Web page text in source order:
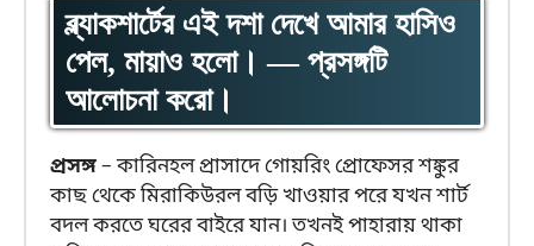
ব্ল্যাকশার্টের এই দশা দেখে আমার হাসিও
পেল, মায়াও হলো। — প্রসঙ্গটি
আলোচনা করো।
প্রসঙ্গ– কারিনহল প্রাসাদে গোয়রিং প্রোফেসর শঙ্কুর
কাছ থেকে মিরাকিউরল বড়ি খাওয়ার পরে যখন শার্ট
বদল করতে ঘরের বাইরে যান। তখনই পাহারায় থাকা